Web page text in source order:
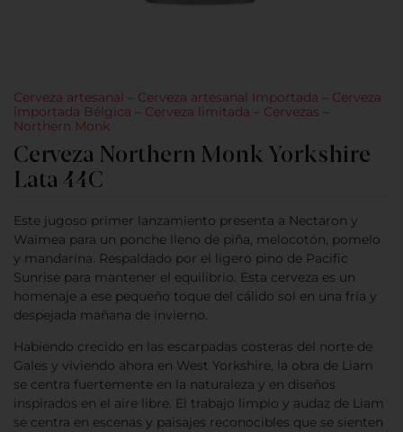
Cerveza artesanal Cerveza artesanal Importada
Cerveza
importada Bélgica
Cerveza limitada Cervezas
Northern Monk
Cerveza Northern Monk Yorkshire
Lata 44C
Este jugoso primer lanzamiento presenta a Nectaron y
Waimea para un ponche lleno de piña, melocotón, pomelo
y mandarina. Respaldado por el ligero pino de Pacific
Sunrise para mantener el equilibrio. Esta cerveza es un
homenaje a ese pequeño toque del cálido sol en una fría y
despejada mañana de invierno.
Habiendo crecido en las escarpadas costeras del norte de
Gales y viviendo ahora en West Yorkshire, la obra de Liam
se centra fuertemente en la naturaleza y en diseños
inspirados en el aire libre. El trabajo limpio y audaz de Liam
se centra en escenas y paisajes reconocibles que se sienten